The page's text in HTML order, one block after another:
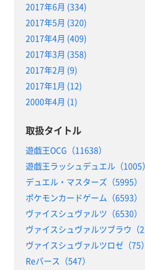
2017年6月 (334)
2017年5月 (320)
2017年4月 (409)
2017年3月 (358)
2017年2月 (9)
2017年1月 (12)
2000年4月 (1)
取扱タイトル
遊戯王OCG（11638）
遊戯王ラッシュデュエル（1005）
デュエル・マスターズ（5995）
ポケモンカードゲーム（6593）
ヴァイスシュヴァルツ（6530）
ヴァイスシュヴァルツブラウ（
ヴァイスシュヴァルツロゼ（75）
Reバース（547）